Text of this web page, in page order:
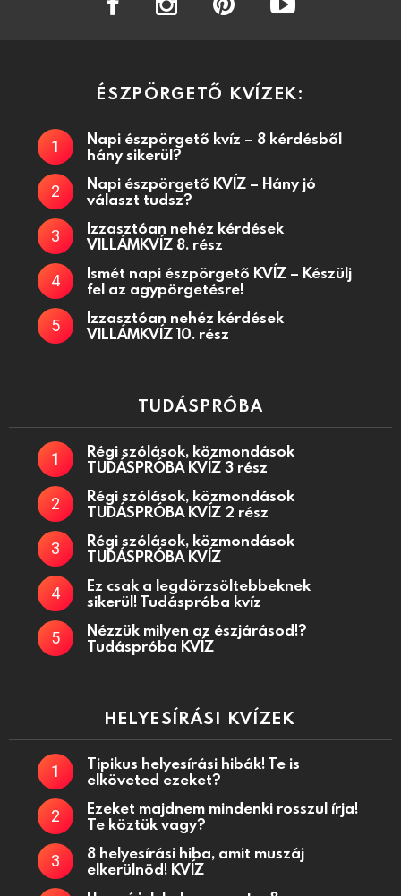
ÉSZPÖRGETŐ KVÍZEK:
Napi észpörgető kvíz – 8 kérdésből
hány sikerül?
Napi észpörgető KVÍZ – Hány jó
választ tudsz?
Izzasztóan nehéz kérdések
VILLÁMKVÍZ 8. rész
Ismét napi észpörgető KVÍZ – Készülj
fel az agypörgetésre!
Izzasztóan nehéz kérdések
VILLÁMKVÍZ 10. rész
TUDÁSPRÓBA
Régi szólások, közmondások
TUDÁSPRÓBA KVÍZ 3 rész
Régi szólások, közmondások
TUDÁSPRÓBA KVÍZ 2 rész
Régi szólások, közmondások
TUDÁSPRÓBA KVÍZ
Ez csak a legdörzsöltebbeknek
sikerül! Tudáspróba kvíz
Nézzük milyen az észjárásod!?
Tudáspróba KVÍZ
HELYESÍRÁSI KVÍZEK
Tipikus helyesírási hibák! Te is
elköveted ezeket?
Ezeket majdnem mindenki rosszul írja!
Te köztük vagy?
8 helyesírási hiba, amit muszáj
elkerülnöd! KVÍZ